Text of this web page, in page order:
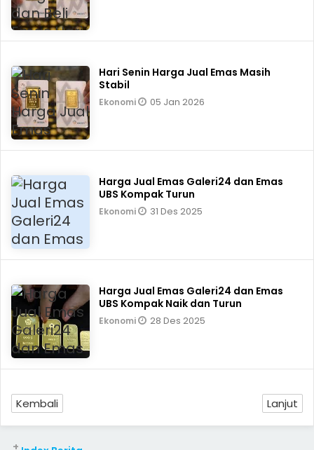
Hari Senin Harga Jual Emas Masih
Stabil
Ekonomi 05 Jan 2026
Harga Jual Emas Galeri24 dan Emas
UBS Kompak Turun
Ekonomi 31 Des 2025
Harga Jual Emas Galeri24 dan Emas
UBS Kompak Naik dan Turun
Ekonomi 28 Des 2025
Kembali Lanjut
+